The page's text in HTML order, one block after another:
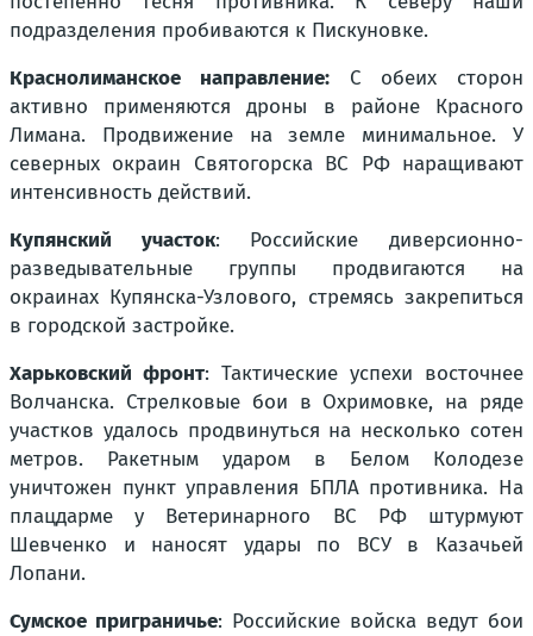
подразделения пробиваются к Пискуновке.
Краснолиманское направление:С обеих сторон
активно применяются дроны в районе Красного
Лимана. Продвижение на земле минимальное. У
северных окраин Святогорска ВС РФ наращивают
интенсивность действий.
Купянский участок: Российские диверсионно-
разведывательные группы продвигаются на
окраинах Купянска-Узлового, стремясь закрепиться
в городской застройке.
Харьковский фронт: Тактические успехи восточнее
Волчанска. Стрелковые бои в Охримовке, на ряде
участков удалось продвинуться на несколько сотен
метров. Ракетным ударом в Белом Колодезе
уничтожен пункт управления БПЛА противника. На
плацдарме у Ветеринарного ВС РФ штурмуют
Шевченко и наносят удары по ВСУ в Казачьей
Лопани.
Сумское приграничье: Российские войска ведут бои